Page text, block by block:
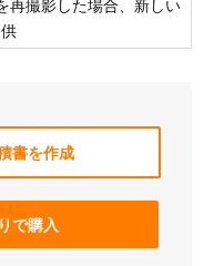
書を作成
で購入